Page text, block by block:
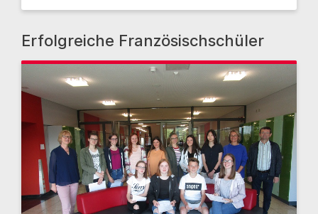
Erfolgreiche Französischschüler